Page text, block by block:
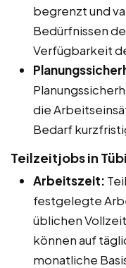
begrenzt und
Bedürfnissen
Verfügbarkeit
die
Bedarf
Teilzeitjobs in
Arbeitszeit:
festgelegte
üblichen
können auf
monatliche